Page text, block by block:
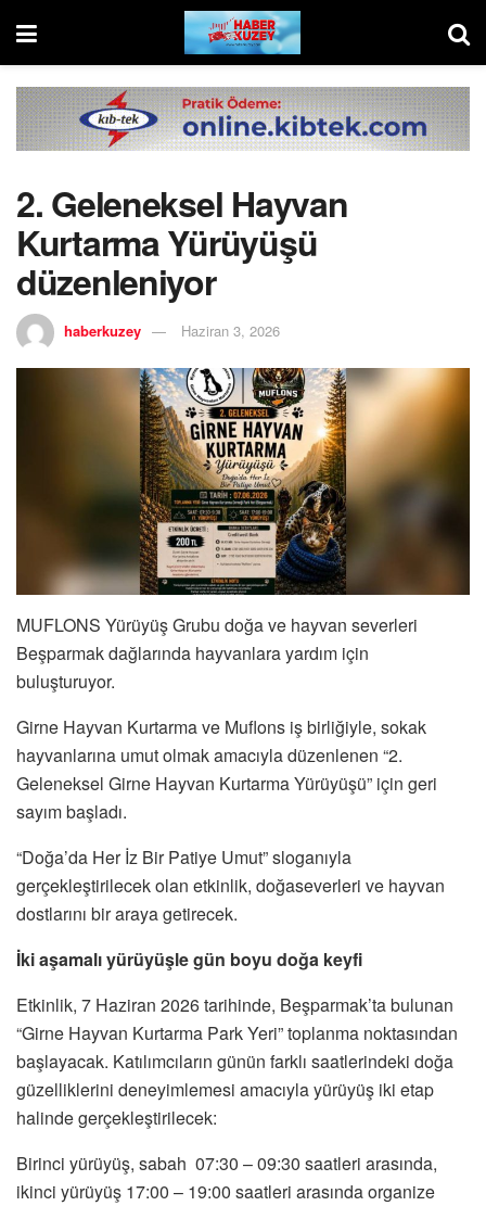
2. Geleneksel Hayvan
Kurtarma Yürüyüşü
düzenleniyor
haberkuzey Haziran 3, 2026
MUFLONS Yürüyüş Grubu doğa ve hayvan severleri
Beşparmak dağlarında hayvanlara yardım için
buluşturuyor.
Girne Hayvan Kurtarma ve Muflons iş birliğiyle, sokak
hayvanlarına umut olmak amacıyla düzenlenen “2.
Geleneksel Girne Hayvan Kurtarma Yürüyüşü” için geri
sayım başladı.
“Doğa’da Her İz Bir Patiye Umut” sloganıyla
gerçekleştirilecek olan etkinlik, doğaseverleri ve hayvan
dostlarını bir araya getirecek.
İki aşamalı yürüyüşle gün boyu doğa keyfi
Etkinlik, 7 Haziran 2026 tarihinde, Beşparmak’ta bulunan
“Girne Hayvan Kurtarma Park Yeri” toplanma noktasından
başlayacak. Katılımcıların günün farklı saatlerindeki doğa
güzelliklerini deneyimlemesi amacıyla yürüyüş iki etap
halinde gerçekleştirilecek:
Birinci yürüyüş, sabah 07:30 – 09:30 saatleri arasında,
ikinci yürüyüş 17:00 – 19:00 saatleri arasında organize